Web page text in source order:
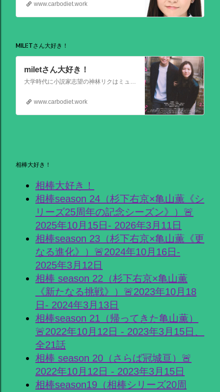
www.carbodiet.work
MILETさん大好き！
miletさん大好き！
大学時代に小説家志望の神林リクはミュージシャンを目指す前園ミナミと出会う。二人は互いに一目惚れして結婚。 8年後、リクは超人気のベストセラー作家となるがミナミは志半ばで夢を諦めていた。そんなある日ミナミとケンカした翌朝リクが目覚めると、なぜかミナミは大スターでリクは小説家ではなくいち編集者という世界
www.carbodiet.work
相棒大好き！
相棒大好き！
相棒season 24（杉下右京×亀山薫《シ
リーズ25周年の記念シーズン》）🚨
2025年10月15日- 2026年3月11日
相棒season 23（杉下右京×亀山薫《更
なる進化》）🚨2024年10月16日-
2025年3月12日
相棒 season 22（杉下右京×亀山薫
《新たなる挑戦》）🚨2023年10月18
日- 2024年3月13日
相棒season 21（帰ってきた亀山薫）
🚨2022年10月12日 - 2023年3月15日、
全21話
相棒 season 20（さらば冠城亘）🚨
2022年10月12日 - 2023年3月15日
相棒season19（相棒シリーズ20周